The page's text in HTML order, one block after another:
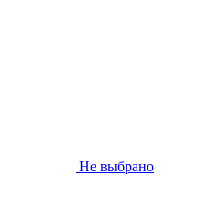
Не выбрано